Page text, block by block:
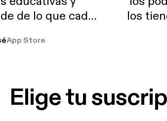
de lo que cada
muchas horas
App Store
los
Elige tu